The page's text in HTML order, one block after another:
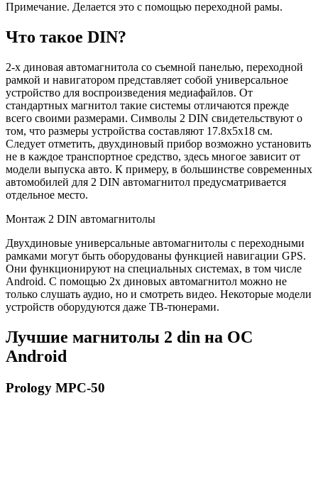
Примечание. Делается это с помощью переходной рамы.
Что такое DIN?
2-х диновая автомагнитола со съемной панелью, переходной
рамкой и навигатором представляет собой универсальное
устройство для воспроизведения медиафайлов. От
стандартных магнитол такие системы отличаются прежде
всего своими размерами. Символы 2 DIN свидетельствуют о
том, что размеры устройства составляют 17.8х5х18 см.
Следует отметить, двухдиновый прибор возможно установить
не в каждое транспортное средство, здесь многое зависит от
модели выпуска авто. К примеру, в большинстве современных
автомобилей для 2 DIN автомагнитол предусматривается
отдельное место.
Монтаж 2 DIN автомагнитолы
Двухдиновые универсальные автомагнитолы с переходными
рамками могут быть оборудованы функцией навигации GPS.
Они функционируют на специальных системах, в том числе
Android. С помощью 2х диновых автомагнитол можно не
только слушать аудио, но и смотреть видео. Некоторые модели
устройств оборудуются даже ТВ-тюнерами.
Лучшие магнитолы 2 din на ОС
Android
Prology MPC-50